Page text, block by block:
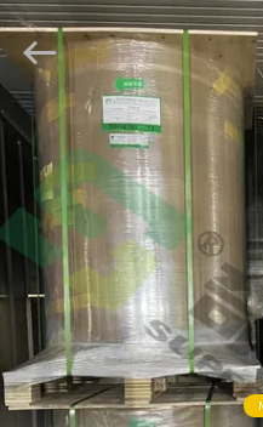
MAISON
PRODUITS
VIDÉOS
AU
SUJET
WEIFANG
SUPERRELIABLE
TECHNOLOGY
CO,LTD.
Rights
Reserved.